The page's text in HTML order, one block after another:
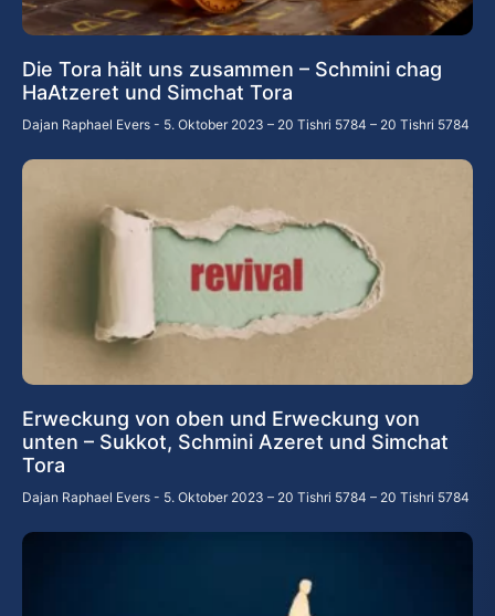
Die Tora hält uns zusammen – Schmini chag
HaAtzeret und Simchat Tora
Dajan Raphael Evers 5. Oktober 2023 – 20 Tishri 5784 – 20 Tishri 5784
Erweckung von oben und Erweckung von
unten – Sukkot, Schmini Azeret und Simchat
Tora
Dajan Raphael Evers 5. Oktober 2023 – 20 Tishri 5784 – 20 Tishri 5784